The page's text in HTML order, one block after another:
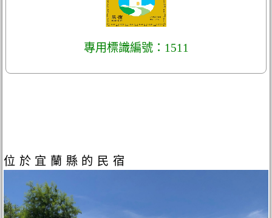
專用標識編號：1511
位於宜蘭縣的民宿